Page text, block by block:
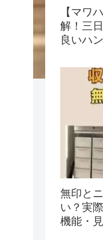
【マワ
解！三
良いハ
無印と
い？実
機能・見